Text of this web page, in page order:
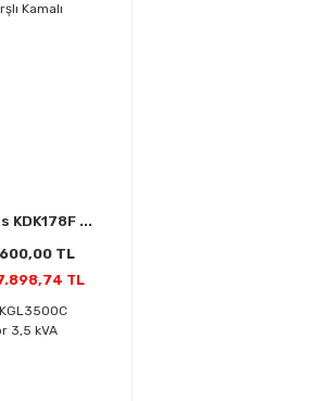
KDK178F ...
TL
TL